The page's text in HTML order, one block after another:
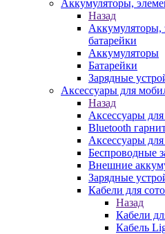
Аккумуляторы,
Назад
Аккумуляторы,
батарейки
Аккумуляторы
Батарейки
Зарядные
Аксессуары для
Назад
Аксессуары
Bluetooth
Аксессуары
Беспроводные
Внешние
Зарядные
Кабели для
Назад
Кабели
Кабель